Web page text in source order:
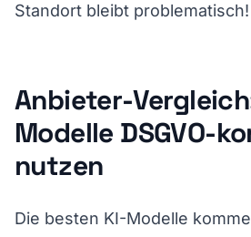
Standort bleibt problematisch!
Anbieter-
Modelle DSGVO-
nutzen
Die besten KI-Modelle